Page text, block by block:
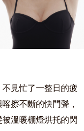
見忙了一整日的疲
擦不斷的快門聲，
溫暖棚燈烘托的閃